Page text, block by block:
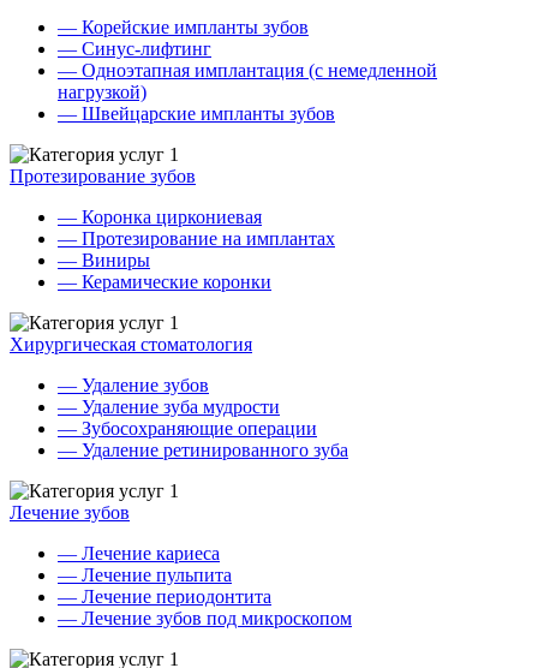
— Корейские импланты зубов
— Синус-лифтинг
— Одноэтапная имплантация (с немедленной
нагрузкой)
— Швейцарские импланты зубов
Протезирование зубов
— Коронка циркониевая
— Протезирование на имплантах
— Виниры
— Керамические коронки
Хирургическая стоматология
— Удаление зубов
— Удаление зуба мудрости
— Зубосохраняющие операции
— Удаление ретинированного зуба
Лечение зубов
— Лечение кариеса
— Лечение пульпита
— Лечение периодонтита
— Лечение зубов под микроскопом